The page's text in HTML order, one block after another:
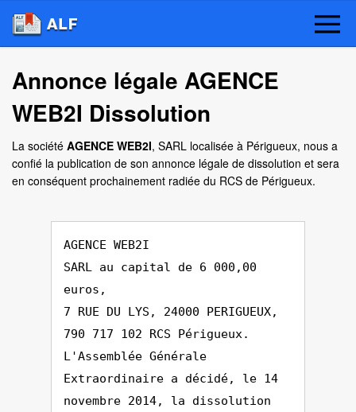
Annonce légale AGENCE
WEB2I Dissolution
La société AGENCE WEB2I, SARL localisée à Périgueux, nous a
confié la publication de son annonce légale de dissolution et sera
en conséquent prochainement radiée du RCS de Périgueux.
AGENCE WEB2I
SARL au capital de 6 000,00
euros,
7 RUE DU LYS, 24000 PERIGUEUX,
790 717 102 RCS Périgueux.
L'Assemblée Générale
Extraordinaire a décidé, le 14
novembre 2014, la dissolution